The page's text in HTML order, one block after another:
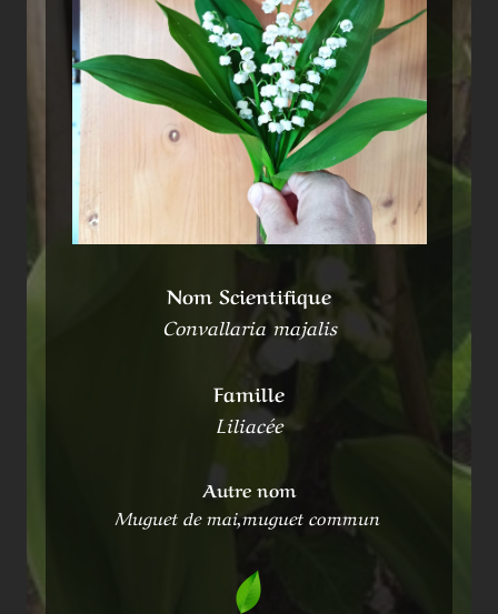
Nom Scientifique
Convallaria majalis
Famille
Liliacée
Autre nom
Muguet de mai,muguet commun